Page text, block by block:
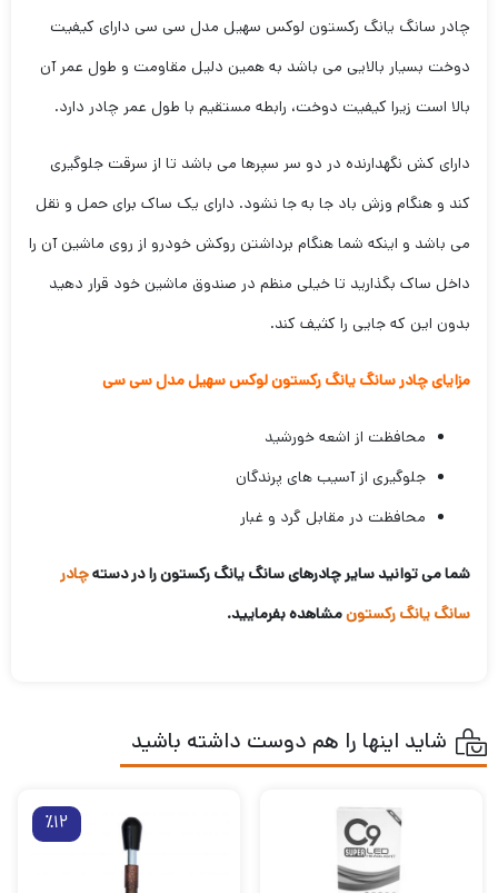
چادر سانگ یانگ رکستون لوکس سهیل مدل سی سی دارای کیفیت
دوخت بسیار بالایی می باشد به همین دلیل مقاومت و طول عمر آن
بالا است زیرا کیفیت دوخت، رابطه مستقیم با طول عمر چادر دارد.
دارای کش نگهدارنده در دو سر سپرها می باشد تا از سرقت جلوگیری
کند و هنگام وزش باد جا به جا نشود. دارای یک ساک برای حمل و نقل
می باشد و اینکه شما هنگام برداشتن روکش خودرو از روی ماشین آن را
داخل ساک بگذارید تا خیلی منظم در صندوق ماشین خود قرار دهید
بدون این که جایی را کثیف کند.
مزایای چادر سانگ یانگ رکستون لوکس سهیل مدل سی سی
محافظت از اشعه خورشید
جلوگیری از آسیب های پرندگان
محافظت در مقابل گرد و غبار
شما می توانید سایر چادرهای سانگ یانگ رکستون را در دستهچادر
سانگ یانگ رکستونمشاهده بفرمایید.
شاید اینها را هم دوست داشته باشید
٪12